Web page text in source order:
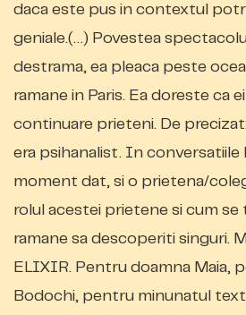
daca este pus in contextul
geniale.(…) Povestea
destrama, ea pleaca peste
ramane in Paris. Ea doreste ca
continuare prieteni. De precizat:
era psihanalist. In conversatiile
moment dat, si o prietena/
rolul acestei prietene si cum se
ramane sa descoperiti singuri.
ELIXIR. Pentru doamna Maia,
Bodochi, pentru minunatul